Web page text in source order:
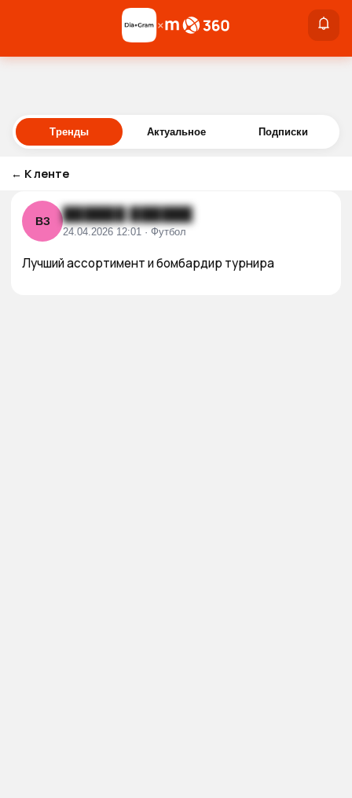
Войти
×
Тренды Актуальное Подписки
← К ленте
ВЗ ██████ ██████
24.04.2026 12:01 · Футбол
Лучший ассортимент и бомбардир турнира